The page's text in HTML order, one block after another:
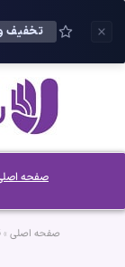
تخفیف
صفحه
صفحه اصلی »